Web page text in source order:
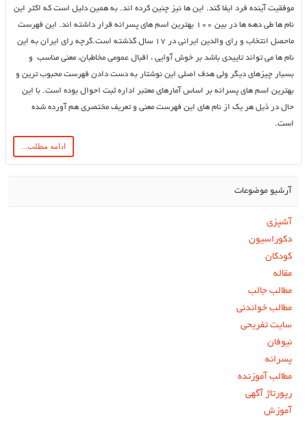
موفقیت آینده فرد ایفا کند. این ها نیز چنین کرده اند. به همین دلیل است که اکثر این
نام ها طی دهه ها در بین ۱۰۰ بهترین اسم های پسرانه قرار داشته اند. این فهرست
ماحصل انتخاب و رای والدین ایرانی در ۱۷ سال گذشته است.گرچه رای ایران به این
نام ها می تواند تاییدی باشد بر خوش آوایی ، اقبال عمومی مخاطبان، معنی مناسب و
بسیار چیزهای دیگر ولی هدف اصلی این نوشتار به دست دادن فهرست محبوب ترین و
بهترین اسم های پسرانه بر اساس آمارهای معتبر اداره ثبت احوال بوده است. با این
حال در ذیل هر یک از نام های این فهرست معنی و تعریف مختصری هم آورده شده
است.
ادامه مطلب...
آرشیو موضوعات
آشپزی
دکوراسیون
کودکان
مقاله
مطالب جالب
مطالب خواندنی
سایت تفریحی
نیوفان
پسرانه
مطالب آموزنده
رپورتاژ آگهی
آموزش